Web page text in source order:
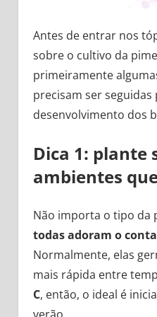
Antes de entrar nos
sobre o cultivo da
primeiramente
precisam ser
desenvolvimento dos
Dica 1: plante
ambientes
Não importa o tipo da
todas adoram o
Normalmente, elas
mais rápida entre
C, então, o ideal é